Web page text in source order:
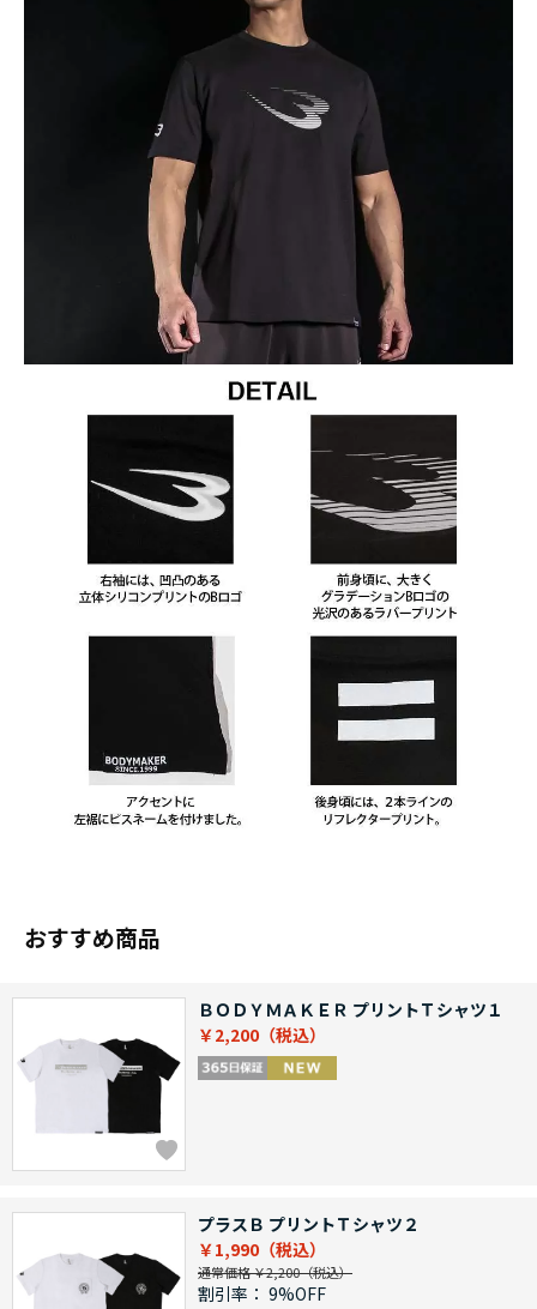
おすすめ商品
ＢＯＤＹＭＡＫＥＲ プリントＴシャツ１
￥2,200
プラスＢ プリントＴシャツ２
￥1,990
通常価格 ￥2,200
割引率： 9%OFF